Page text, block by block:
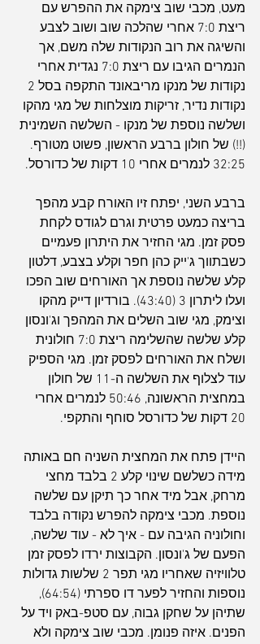
מעט, מכבי שוב צימקה את ההפרש עם
ריצת 7:0 אחרי שהלכה שוב ושוב לצבע
והשיגה את רוב הנקודות שלה משם, אך
הנמרים הגיבו עם ריצת 7:0 נגדית אחרי
נקודות נדיר, זריקות מוצלחות של מגי מהקו
ושלשה נוספת של מנקו - השלשה השמינית
(!!) של חולון ברבע הראשון, פשוט מטורף.
32:25 לנמרים אחרי 10 דקות של כדורסל.
ברבע השני, יפתח זיו האורח קבע מהפך
בריצה כמעט פרטית וגרם לגודס לקחת
פסק זמן. מגי החזיר את היתרון פעמיים
כשבתווך ג'ייק כהן חפר וקלע בצבע, דלטון
קלע שלשה נוספת אך האורחים שוב הפכו
ועלו ליתרון 3 (43:40). בורדיון דייק מהקו
וצימק, מגי שוב השלים את המהפך וג'ונסון
קלע שלשה שהשלימה ריצת 7:0 חולונית
ושלח את האורחים לפסק זמן. מגי הספיק
עוד לצלוף את השלשה ה-11 של חולון
במחצית הראשונה, 50:46 לנמרים אחרי
20 דקות של כדורסל סוחף והתקפי.
היידן פתח את המחצית השניה חם באותה
מידה כשלשם שינוי קלע 2 בלבד מחצי
מרחק, אבל מיד אחר כך תיקן עם שלשה
נוספת. מכבי צימקה להפרש נקודה בלבד
וחולוניה הגיבה עם - איך לא - עוד שלשה,
הפעם של ג'ונסון. הקבוצות ירדו לפסק זמן
טלוויזיה שאחריו מגי תפר 2 שלשות גדולות
נוספות והחזיר לפער דו ספרתי (64:54),
שתיהן על שחקן גבוה, עם סטפ-באק ויד על
הפנים. איזה פנומן. מכבי שוב צימקה ולא